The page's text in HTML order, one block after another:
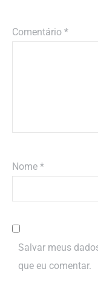
Comentário *
Nome *
Salvar meus
que eu comentar.